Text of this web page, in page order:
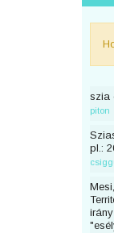
szia
piton
pl.: